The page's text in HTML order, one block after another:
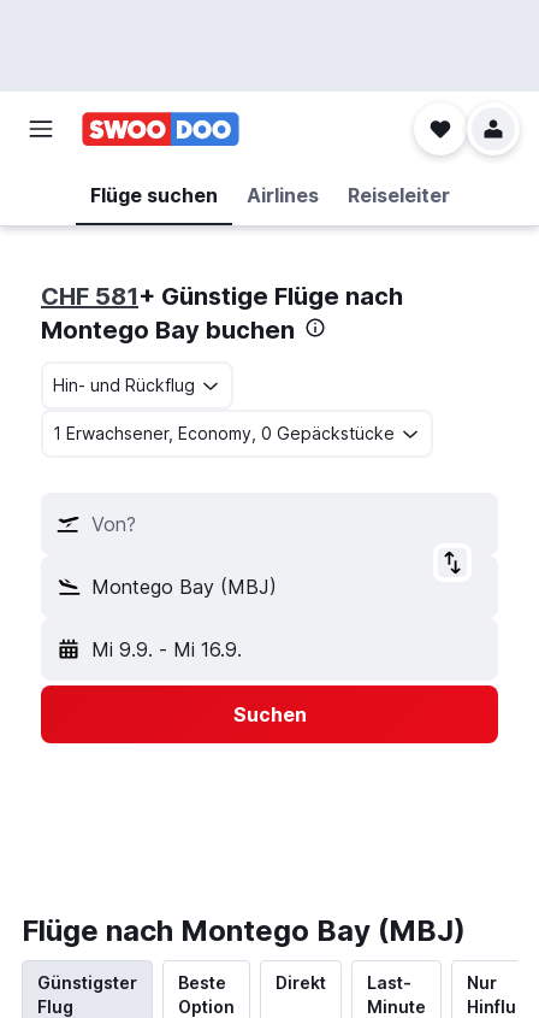
Flüge suchen Airlines Reiseleiter
CHF 581+ Günstige Flüge nach
Montego Bay buchen
Hin- und Rückflug
1 Erwachsener, Economy, 0 Gepäckstücke
Von?
Montego Bay (MBJ)
Mi 9.9. - Mi 16.9.
Suchen
Flüge nach Montego Bay (MBJ)
Günstigster
Flug
Beste
Option
Direkt
Last-
Minute
Nur
Hinflug